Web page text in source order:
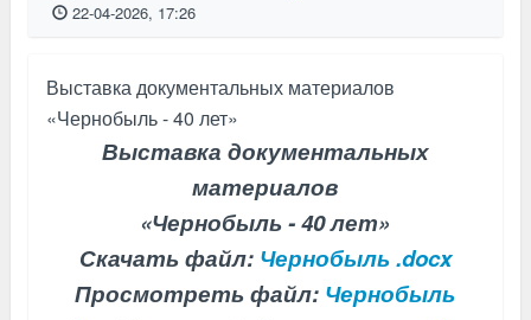
22-04-2026, 17:26
Выставка документальных материалов
«Чернобыль - 40 лет»
Выставка документальных
материалов
«Чернобыль - 40 лет»
Скачать файл: Чернобыль .docx
Просмотреть файл: Чернобыль